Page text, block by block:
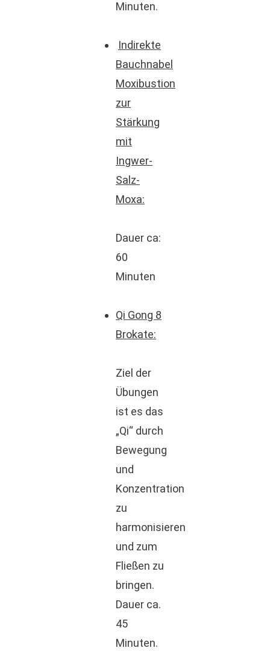
Minuten.
Indirekte
Bauchnabel
Moxibustion
zur
Stärkung
mit
Ingwer-
Salz-
Moxa:
Dauer ca:
60
Minuten
Qi Gong 8
Brokate:
Ziel der
Übungen
ist es das
„Qi“ durch
Bewegung
und
Konzentration
zu
harmonisieren
und zum
Fließen zu
bringen.
Dauer ca.
45
Minuten.